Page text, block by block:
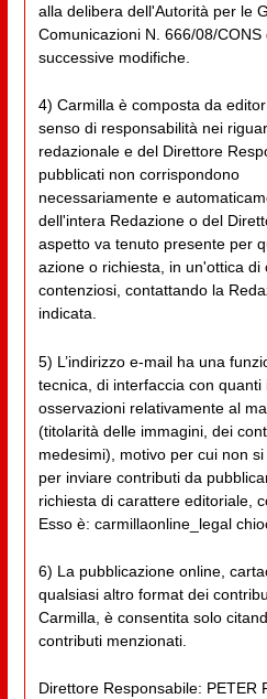
alla delibera dell'Autorità per le
Comunicazioni N. 666/08/
successive modifiche.
4) Carmilla è composta da
senso di responsabilità nei
redazionale e del Direttore
pubblicati non corrispondono
necessariamente e
dell'intera Redazione o del
aspetto va tenuto presente per
azione o richiesta, in un'ottica di
contenziosi, contattando la
indicata.
5) L’indirizzo e-mail ha una
tecnica, di interfaccia con
osservazioni relativamente al
(titolarità delle immagini, dei
medesimi), motivo per cui non
per inviare contributi da
richiesta di carattere editoriale,
Esso è: carmillaonline_legal
6) La pubblicazione online,
qualsiasi altro format dei
Carmilla, è consentita solo
contributi menzionati.
Direttore Responsabile: PETER